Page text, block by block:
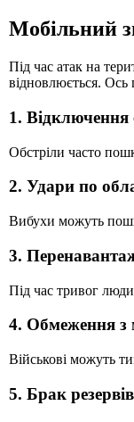
Мобільний
Під час атак на
відновлюється. Ось
1. Відключення
Обстріли часто
2. Удари по
Вибухи можуть
3.
Під час тривог
4. Обмеження з
Військові можуть
5. Брак резервів